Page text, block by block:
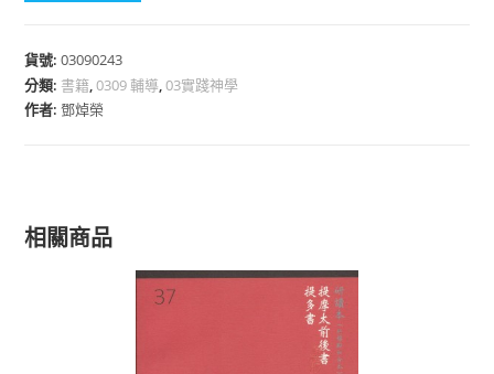
貨號:03090243
分類: 書籍,0309 輔導,03實踐神學
作者:鄧焯榮
相關商品